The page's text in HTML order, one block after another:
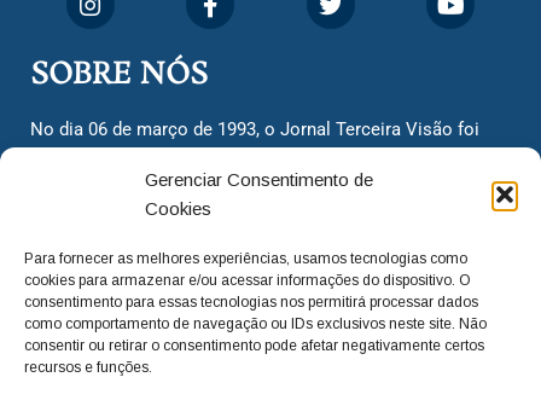
Gerenciar Consentimento de
Cookies
Para fornecer as melhores experiências, usamos tecnologias como
cookies para armazenar e/ou acessar informações do dispositivo. O
consentimento para essas tecnologias nos permitirá processar dados
como comportamento de navegação ou IDs exclusivos neste site. Não
consentir ou retirar o consentimento pode afetar negativamente certos
recursos e funções.
SOBRE NÓS
No dia 06 de março de 1993, o Jornal Terceira Visão foi
cidadãos valinhenses, já que naquela época só existiam
dois jornais. Há mais de 30 anos, o jornal continua
com o foco de trazer as melhores notícias. Nunca
deixamos de lado as necessidades do cidadão, sempre
questionando os órgãos públicos em busca de melhorias
para a cidade e sempre cobrando resoluções para casos